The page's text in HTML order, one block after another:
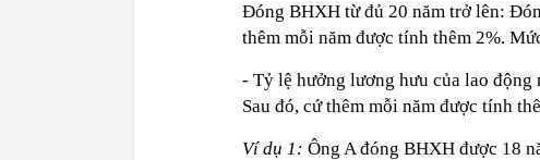
Đóng BHXH từ đủ 20 năm trở lên:
thêm mỗi năm được tính thêm 2%.
- Tỷ lệ hưởng lương hưu của lao
Sau đó, cứ thêm mỗi năm được tính
Ví dụ 1: Ông A đóng BHXH được 18